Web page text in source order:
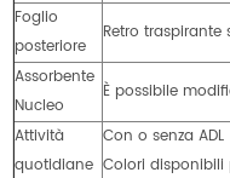
Foglio
posteriore
Retro traspirante
Assorbente
Nucleo
È possibile
Attività
quotidiane
Con o senza ADL
Colori disponibili